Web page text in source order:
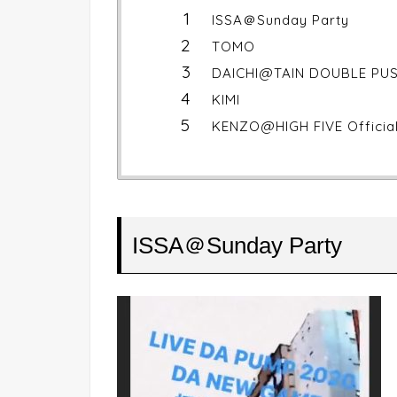
ISSA＠Sunday Party
TOMO
DAICHI@TAIN DOUBLE
KIMI
KENZO@HIGH FIVE
ISSA＠Sunday Party